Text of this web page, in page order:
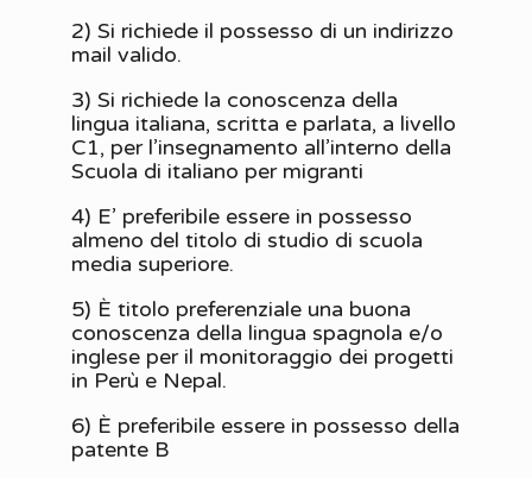
2) Si richiede il possesso di un indirizzo
mail valido.
3) Si richiede la conoscenza della
lingua italiana, scritta e parlata, a livello
C1, per l’insegnamento all’interno della
Scuola di italiano per migranti
4) E’ preferibile essere in possesso
almeno del titolo di studio di scuola
media superiore.
5) È titolo preferenziale una buona
conoscenza della lingua spagnola e/o
inglese per il monitoraggio dei progetti
in Perù e Nepal.
6) È preferibile essere in possesso della
patente B